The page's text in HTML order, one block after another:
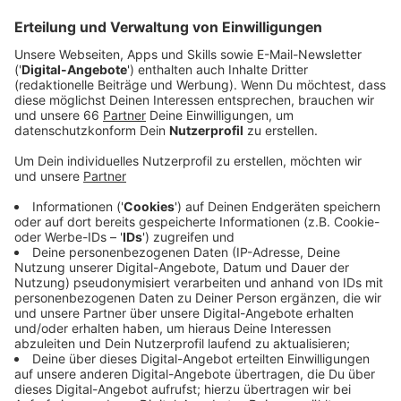
Und gleichzeitig darauf aufmerksam machen, wie
wichtig das Thema Wasser für unsere Stadt und
unsere Umwelt ist. Jochen Kral, Dezernent für
Mobilität und Umwelt, hat uns erklärt, wie die
Regenbank funktioniert: